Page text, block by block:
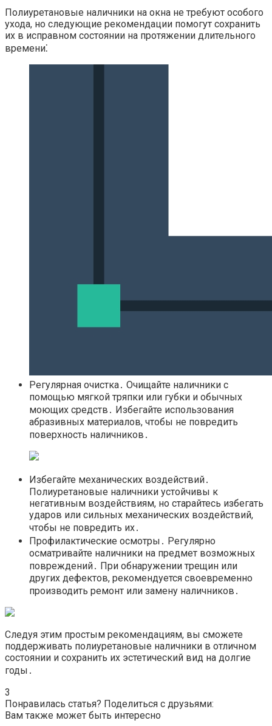
Полиуретановые наличники на окна не требуют особого
ухода, но следующие рекомендации помогут сохранить
их в исправном состоянии на протяжении длительного
времени⁚
Регулярная очистка․ Очищайте наличники с
помощью мягкой тряпки или губки и обычных
моющих средств․ Избегайте использования
абразивных материалов, чтобы не повредить
поверхность наличников․
Избегайте механических воздействий․
Полиуретановые наличники устойчивы к
негативным воздействиям, но старайтесь избегать
ударов или сильных механических воздействий,
чтобы не повредить их․
Профилактические осмотры․ Регулярно
осматривайте наличники на предмет возможных
повреждений․ При обнаружении трещин или
других дефектов, рекомендуется своевременно
производить ремонт или замену наличников․
Следуя этим простым рекомендациям, вы сможете
поддерживать полиуретановые наличники в отличном
состоянии и сохранить их эстетический вид на долгие
годы․
3
Понравилась статья? Поделиться с друзьями:
Вам также может быть интересно